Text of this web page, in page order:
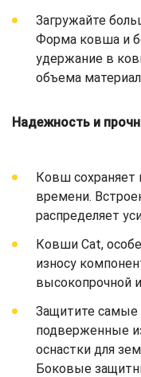
Загружайте
Форма ковша и
удержание в
объема
Надежность и
Ковш сохраняет
времени.
распределяет
Ковши Cat,
износу
высокопрочной
Защитите
подверженные
оснастки для
Боковые